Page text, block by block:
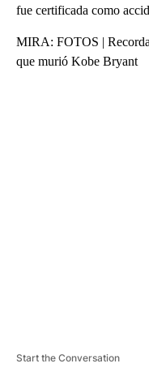
fue certificada como
MIRA: FOTOS |
que murió Kobe Bryant
Start the Conversation